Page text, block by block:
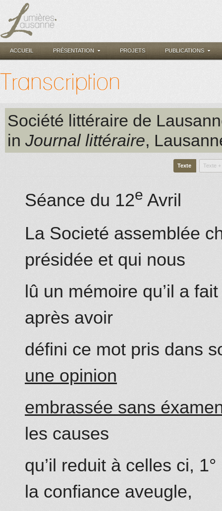
ACCUEIL PRÉSENTATION PROJETS PUBLICATIONS
Transcription
Société littéraire de
in Journal littéraire,
Texte Texte
Séance du 12e Avril
La Societé assemblée
présidée et qui nous
lû un mémoire qu’il a
après avoir
défini ce mot pris dans
une opinion
embrassée sans
les causes
qu’il reduit à celles ci,
la confiance aveugle,